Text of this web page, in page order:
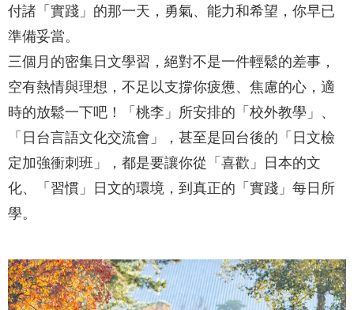
付諸「實踐」的那一天，勇氣、能力和希望，你早已
準備妥當。
三個月的密集日文學習，絕對不是一件輕鬆的差事，
空有熱情與理想，不足以支撐你疲憊、焦慮的心，適
時的放鬆一下吧！「桃李」所安排的「校外教學」、
「日台言語文化交流會」，甚至是回台後的「日文檢
定加強衝刺班」，都是要讓你從「喜歡」日本的文
化、「習慣」日文的環境，到真正的「實踐」每日所
學。